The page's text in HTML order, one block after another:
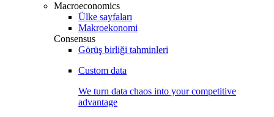
Macroeconomics
Ülke sayfaları
Makroekonomi
Consensus
Görüş birliği tahminleri
Custom data
We turn data chaos into your competitive
advantage